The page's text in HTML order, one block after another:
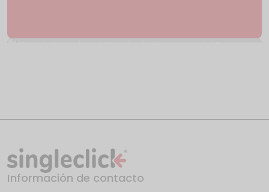
El año en Google: esto fue lo que
Información de contacto